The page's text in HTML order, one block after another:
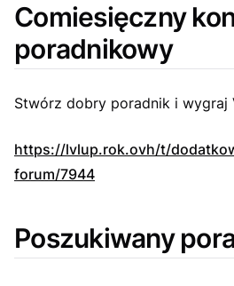
Comiesięczny
poradnikowy
Stwórz dobry poradnik i wygraj
https://lvlup.rok.ovh/t/
forum/7944
Poszukiwany